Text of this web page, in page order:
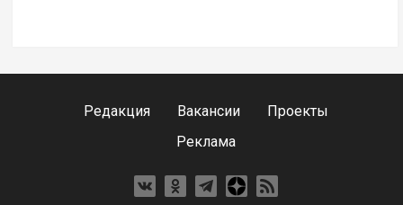
Редакция Вакансии
Проекты
Реклама